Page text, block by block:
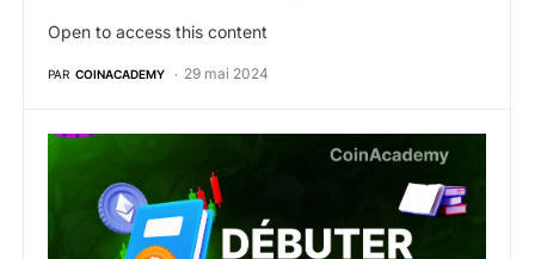
Open to access this content
PAR COINACADEMY 29 mai 2024
Formation Crypto gratuite – Bien débuter en crypto